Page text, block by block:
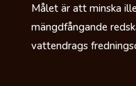
Målet är att minska
mängdfångande
vattendrags